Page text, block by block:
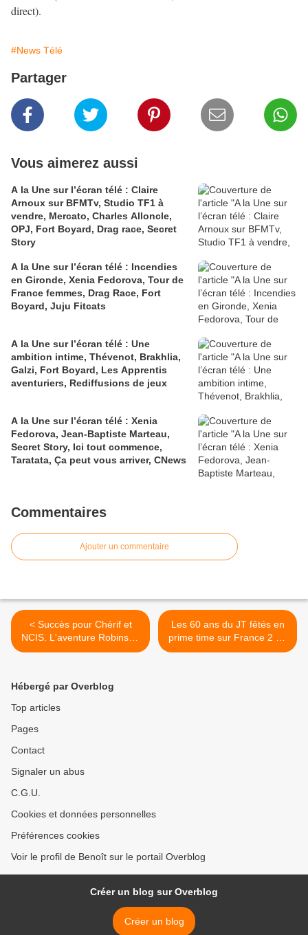
direct).
#News Télé
Partager
Vous aimerez aussi
A la Une sur l’écran télé : Claire
Arnoux sur BFMTv, Studio TF1 à
vendre, Mercato, Charles Alloncle,
OPJ, Fort Boyard, Drag race, Secret
Story
A la Une sur l’écran télé : Incendies
en Gironde, Xenia Fedorova, Tour de
France femmes, Drag Race, Fort
Boyard, Juju Fitcats
A la Une sur l’écran télé : Une
ambition intime, Thévenot, Brakhlia,
Galzi, Fort Boyard, Les Apprentis
aventuriers, Rediffusions de jeux
A la Une sur l’écran télé : Xenia
Fedorova, Jean-Baptiste Marteau,
Secret Story, Ici tout commence,
Taratata, Ça peut vous arriver, CNews
Commentaires
Ajouter un commentaire
< Succès pour Chérif et
NCIS. L'aventure Robinson
fait un flop. Les César au
Les 60 ans du JT fêtés en
prime time sur France 2 en
juin prochain avec
Hébergé par Overblog
Top articles
Pages
Contact
Signaler un abus
C.G.U.
Cookies et données personnelles
Préférences cookies
Voir le profil de Benoît sur le portail Overblog
Créer un blog sur Overblog
Créer un blog